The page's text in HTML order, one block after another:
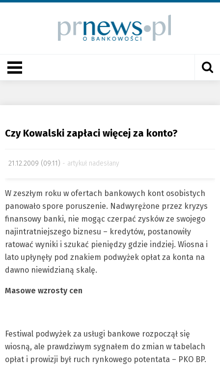
Czy Kowalski zapłaci więcej za konto?
21.12.2009 (09:11) artykuł nadesłany
W zeszłym roku w ofertach bankowych kont osobistych
panowało spore poruszenie. Nadwyrężone przez kryzys
finansowy banki, nie mogąc czerpać zysków ze swojego
najintratniejszego biznesu – kredytów, postanowiły
ratować wyniki i szukać pieniędzy gdzie indziej. Wiosna i
lato upłynęły pod znakiem podwyżek opłat za konta na
dawno niewidzianą skalę.
Masowe wzrosty cen
Festiwal podwyżek za usługi bankowe rozpoczął się
wiosną, ale prawdziwym sygnałem do zmian w tabelach
opłat i prowizji był ruch rynkowego potentata – PKO BP.